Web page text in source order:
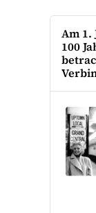
Am
100